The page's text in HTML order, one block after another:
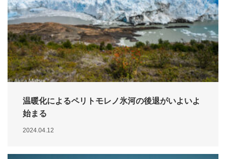
温暖化によるペリトモレノ氷河の後退がいよいよ
始まる
2024.04.12